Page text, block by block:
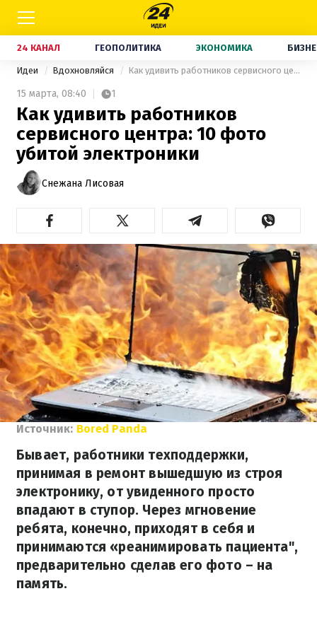
24 КАНАЛ ГЕОПОЛИТИКА ЭКОНОМИКА
Идеи Вдохновляйся Как удивить работников сервисного центра: 10 фото убитой электроники
15 марта, 08:40 1
Как удивить работников
сервисного центра: 10 фото
убитой электроники
Снежана Лисовая
Источник: Bored Panda
Бывает, работники техподдержки,
принимая в ремонт вышедшую из строя
электронику, от увиденного просто
впадают в ступор. Через мгновение
ребята, конечно, приходят в себя и
принимаются «реанимировать пациента",
предварительно сделав его фото – на
память.